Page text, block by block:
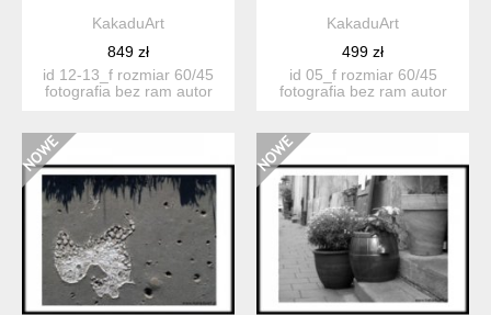
KakaduArt
849 zł
id 12-13_f rozmiar 60/45
fotografia bez ram autor
KakaduArt
499 zł
id 05_f rozmiar 60/45
fotografia bez ram autor